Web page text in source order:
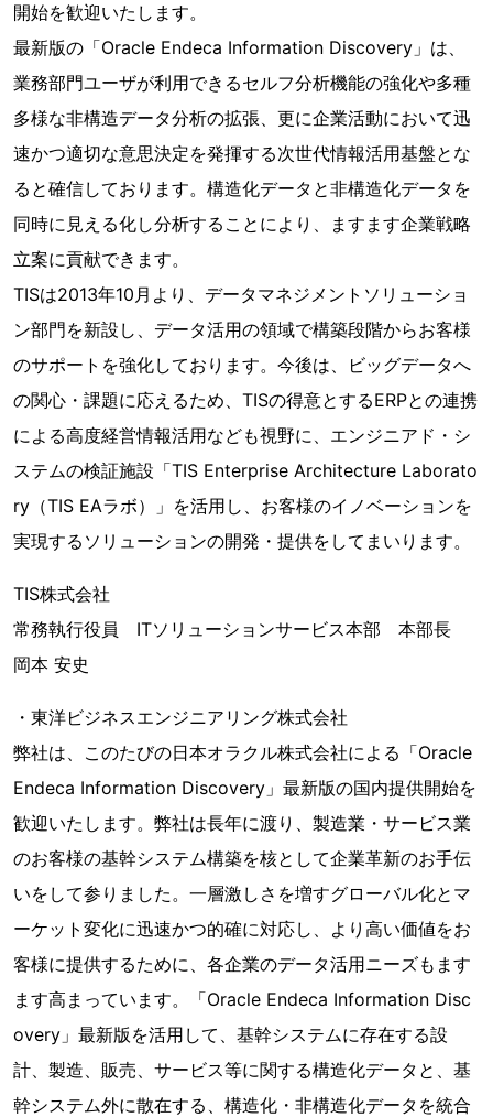
開始を歓迎いたします。
最新版の「Oracle Endeca Information Discovery」は、
業務部門ユーザが利用できるセルフ分析機能の強化や多種
多様な非構造データ分析の拡張、更に企業活動において迅
速かつ適切な意思決定を発揮する次世代情報活用基盤とな
ると確信しております。構造化データと非構造化データを
同時に見える化し分析することにより、ますます企業戦略
立案に貢献できます。
TISは2013年10月より、データマネジメントソリューショ
ン部門を新設し、データ活用の領域で構築段階からお客様
のサポートを強化しております。今後は、ビッグデータへ
の関心・課題に応えるため、TISの得意とするERPとの連携
による高度経営情報活用なども視野に、エンジニアド・シ
ステムの検証施設「TIS Enterprise Architecture Laborato
ry（TIS EAラボ）」を活用し、お客様のイノベーションを
実現するソリューションの開発・提供をしてまいります。
TIS株式会社
常務執行役員 ITソリューションサービス本部 本部長
岡本 安史
・東洋ビジネスエンジニアリング株式会社
弊社は、このたびの日本オラクル株式会社による「Oracle
Endeca Information Discovery」最新版の国内提供開始を
歓迎いたします。弊社は長年に渡り、製造業・サービス業
のお客様の基幹システム構築を核として企業革新のお手伝
いをして参りました。一層激しさを増すグローバル化とマ
ーケット変化に迅速かつ的確に対応し、より高い価値をお
客様に提供するために、各企業のデータ活用ニーズもます
ます高まっています。「Oracle Endeca Information Disc
overy」最新版を活用して、基幹システムに存在する設
計、製造、販売、サービス等に関する構造化データと、基
幹システム外に散在する、構造化・非構造化データを統合